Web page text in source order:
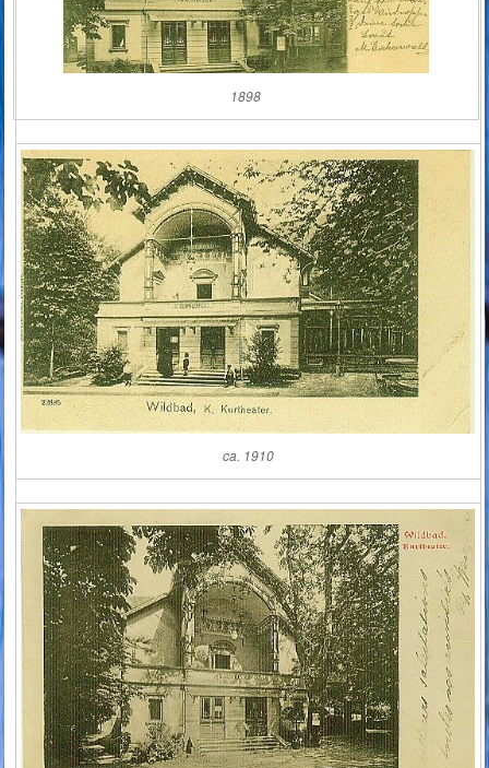
1898
ca. 1910